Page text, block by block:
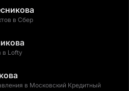
в Сбер
в Lofty
в Московский Кредитный